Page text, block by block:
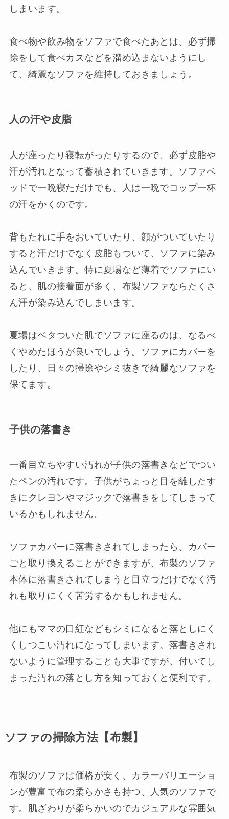
しまいます。
食べ物や飲み物をソファで食べたあとは、必ず掃
除をして食べカスなどを溜め込まないようにし
て、綺麗なソファを維持しておきましょう。
人の汗や皮脂
人が座ったり寝転がったりするので、必ず皮脂や
汗が汚れとなって蓄積されていきます。ソファベ
ッドで一晩寝ただけでも、人は一晩でコップ一杯
の汗をかくのです。
背もたれに手をおいていたり、顔がついていたり
すると汗だけでなく皮脂もついて、ソファに染み
込んでいきます。特に夏場など薄着でソファにい
ると、肌の接着面が多く、布製ソファならたくさ
ん汗が染み込んでしまいます。
夏場はベタついた肌でソファに座るのは、なるべ
くやめたほうが良いでしょう。ソファにカバーを
したり、日々の掃除やシミ抜きで綺麗なソファを
保てます。
子供の落書き
一番目立ちやすい汚れが子供の落書きなどでつい
たペンの汚れです。子供がちょっと目を離したす
きにクレヨンやマジックで落書きをしてしまって
いるかもしれません。
ソファカバーに落書きされてしまったら、カバー
ごと取り換えることができますが、布製のソファ
本体に落書きされてしまうと目立つだけでなく汚
れも取りにくく苦労するかもしれません。
他にもママの口紅などもシミになると落としにく
くしつこい汚れになってしまいます。落書きされ
ないように管理することも大事ですが、付いてし
まった汚れの落とし方を知っておくと便利です。
ソファの掃除方法【布製】
布製のソファは価格が安く、カラーバリエーショ
ンが豊富で布の柔らかさも持つ、人気のソファで
す。肌ざわりが柔らかいのでカジュアルな雰囲気